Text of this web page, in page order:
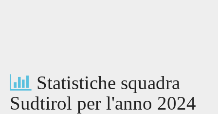
Statistiche squadra
Sudtirol per l'anno 2024